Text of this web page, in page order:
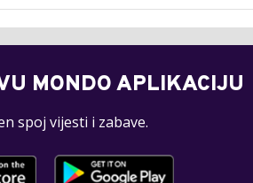
MONDO APLIKACIJU
spoj vijesti i zabave.